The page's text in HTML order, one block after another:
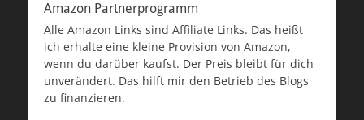
Amazon Partnerprogramm
Alle Amazon Links sind Affiliate Links. Das heißt
ich erhalte eine kleine Provision von Amazon,
wenn du darüber kaufst. Der Preis bleibt für dich
unverändert. Das hilft mir den Betrieb des Blogs
zu finanzieren.